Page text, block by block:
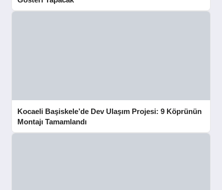
Kocaeli Başiskele’de Dev Ulaşım Projesi: 9 Köprünün
Montajı Tamamlandı